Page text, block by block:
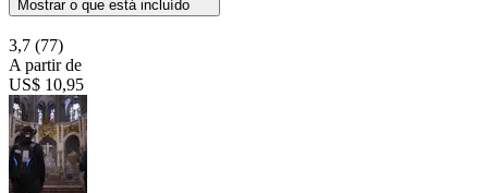
Mostrar o que está incluído
3,7 (77)
A partir de
US$ 10,95